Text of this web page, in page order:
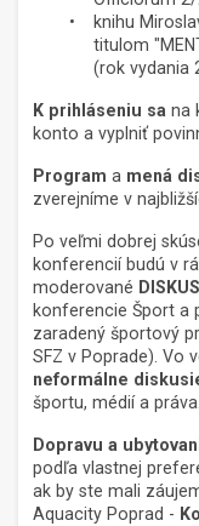
knihu
titulom
(rok vydania
K prihláseniu sa na
konto a vyplniť
Program a mená
zverejníme v
Po veľmi dobrej
konferencií budú v
moderované
konferencie Šport a
zaradený športový
SFZ v Poprade). Vo
neformálne
športu, médií a práva.
Dopravu a
podľa vlastnej
ak by ste mali
Aquacity Poprad -